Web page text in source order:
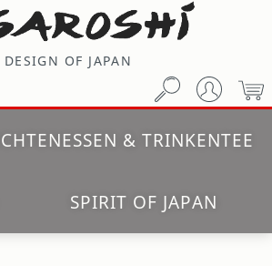
DESIGN OF JAPAN
ESSEN & TRINKENTEE
SPIRIT OF JAPAN